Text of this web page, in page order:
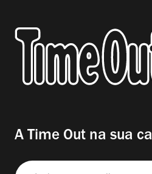
A Time Out na sua
Insira